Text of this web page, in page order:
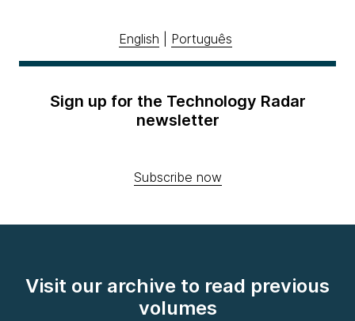
English Português
Sign up for the Technology Radar
newsletter
Subscribe now
Visit our archive to read previous
volumes